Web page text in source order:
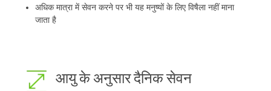
अधिक मात्रा में सेवन करने पर भी यह मनुष्यों के लिए विषैला नहीं माना
जाता है
आयु के अनुसार दैनिक सेवन